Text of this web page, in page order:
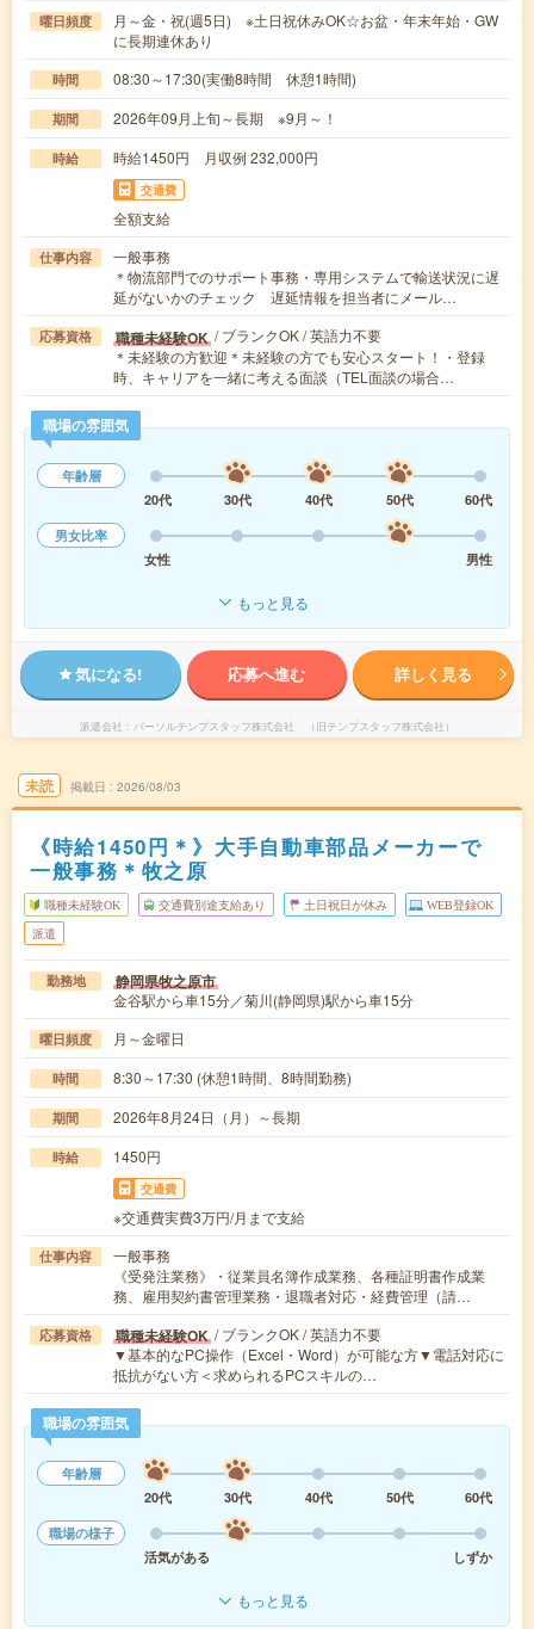
曜日頻度
月～金・祝(週5日) ※土日祝休みOK☆お盆・年末年始・GW
に長期連休あり
時間 08:30～17:30(実働8時間 休憩1時間)
期間 2026年09月上旬～長期 ※9月～！
時給 時給1450円 月収例 232,000円
交通費
全額支給
仕事内容
一般事務
＊物流部門でのサポート事務・専用システムで輸送状況に遅
延がないかのチェック 遅延情報を担当者にメール…
応募資格 職種未経験OK / ブランクOK / 英語力不要
＊未経験の方歓迎＊未経験の方でも安心スタート！・登録
時、キャリアを一緒に考える面談（TEL面談の場合…
職場の雰囲気
年齢層
20代
30代 40代 50代
60代
男女比率
女性
男性
もっと見る
気になる! 応募へ進む 詳しく見る
派遣会社 パーソルテンプスタッフ株式会社 （旧テンプスタッフ株式会社）
未読 掲載日 2026/08/03
《時給1450円＊》大手自動車部品メーカーで
一般事務＊牧之原
職種未経験OK 交通費別途支給あり 土日祝日が休み WEB登録OK
派遣
勤務地 静岡県牧之原市
金谷駅から車15分／菊川(静岡県)駅から車15分
曜日頻度 月～金曜日
時間 8:30～17:30 (休憩1時間、8時間勤務)
期間 2026年8月24日（月）～長期
時給 1450円
交通費
※交通費実費3万円/月まで支給
仕事内容
一般事務
《受発注業務》・従業員名簿作成業務、各種証明書作成業
務、雇用契約書管理業務・退職者対応・経費管理（請…
応募資格 職種未経験OK / ブランクOK / 英語力不要
▼基本的なPC操作（Excel・Word）が可能な方▼電話対応に
抵抗がない方＜求められるPCスキルの…
職場の雰囲気
年齢層
20代
30代 40代 50代
60代
職場の様子
活気がある
しずか
もっと見る